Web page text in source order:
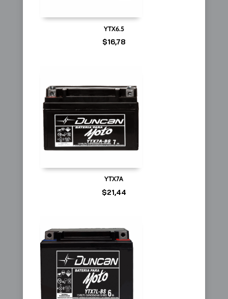
YTX6.5
$16,78
YTX7A
$21,44